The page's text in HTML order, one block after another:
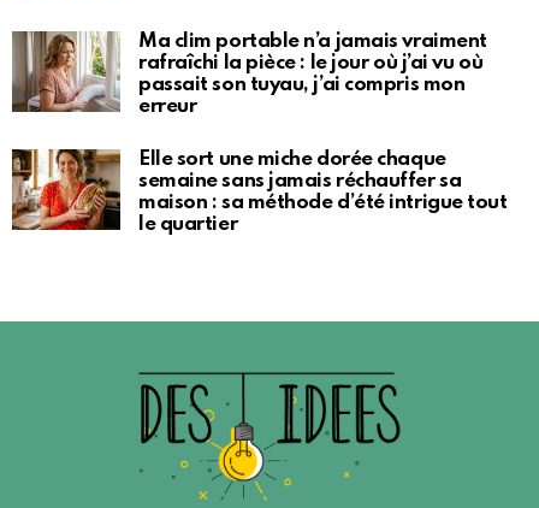
Ma clim portable n’a jamais vraiment
rafraîchi la pièce : le jour où j’ai vu où
passait son tuyau, j’ai compris mon
erreur
Elle sort une miche dorée chaque
semaine sans jamais réchauffer sa
maison : sa méthode d’été intrigue tout
le quartier